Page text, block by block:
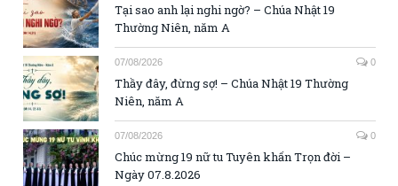
Tại sao anh lại nghi ngờ? – Chúa Nhật 19
Thường Niên, năm A
07/08/2026 0
Thầy đây, đừng sợ! – Chúa Nhật 19 Thường
Niên, năm A
07/08/2026 0
Chúc mừng 19 nữ tu Tuyên khấn Trọn đời –
Ngày 07.8.2026